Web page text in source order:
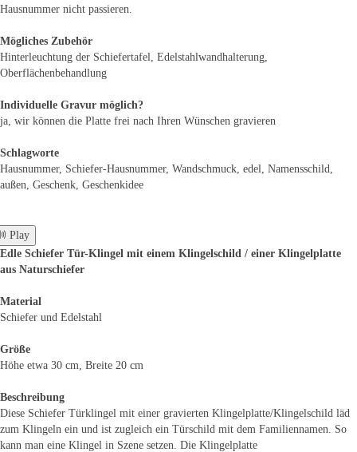
Hausnummer nicht passieren.
Mögliches Zubehör
Hinterleuchtung der Schiefertafel, Edelstahlwandhalterung,
Oberflächenbehandlung
Individuelle Gravur möglich?
ja, wir können die Platte frei nach Ihren Wünschen gravieren
Schlagworte
Hausnummer, Schiefer-Hausnummer, Wandschmuck, edel, Namensschild,
außen, Geschenk, Geschenkidee
Play
Edle Schiefer Tür-Klingel mit einem Klingelschild / einer Klingelplatte
aus Naturschiefer
Material
Schiefer und Edelstahl
Größe
Höhe etwa 30 cm, Breite 20 cm
Beschreibung
Diese Schiefer Türklingel mit einer gravierten Klingelplatte/Klingelschild läd
zum Klingeln ein und ist zugleich ein Türschild mit dem Familiennamen. So
kann man eine Klingel in Szene setzen. Die Klingelplatte